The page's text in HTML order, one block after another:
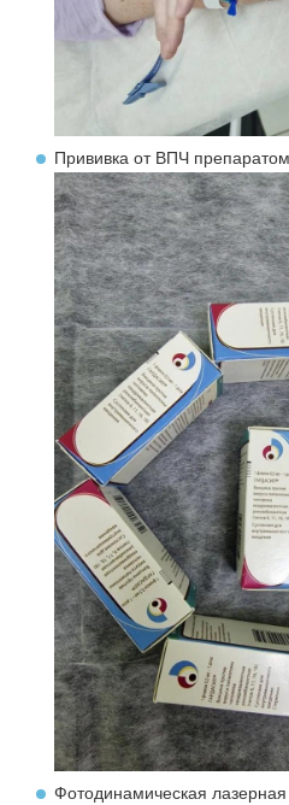
Прививка от ВПЧ
Фотодинамическая